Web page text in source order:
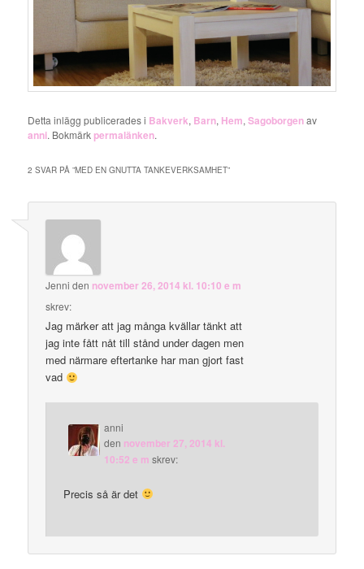
Detta inlägg publicerades i Bakverk, Barn, Hem,Sagoborgenav
anni. Bokmärkpermalänken.
2 SVAR PÅ ”MED EN GNUTTA TANKEVERKSAMHET”
Jenni den november 26, 2014 kl. 10:10 e m
skrev:
Jag märker att jag många kvällar tänkt att
jag inte fått nåt till stånd under dagen men
med närmare eftertanke har man gjort fast
vad
anni
den november 27, 2014 kl.
10:52 e m skrev:
Precis så är det